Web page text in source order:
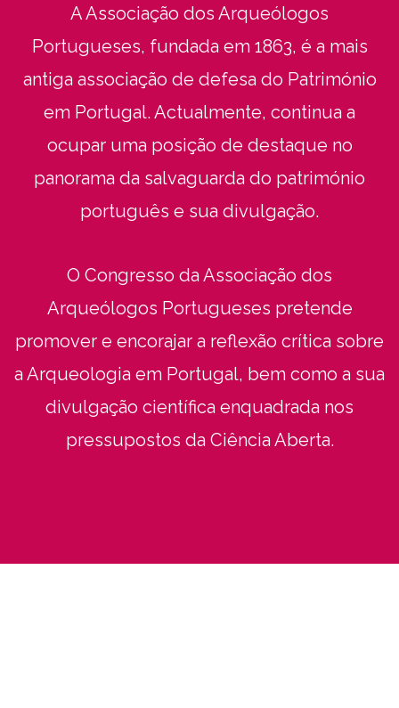
A Associação dos Arqueólogos
Portugueses, fundada em 1863, é a mais
antiga associação de defesa do Património
em Portugal. Actualmente, continua a
ocupar uma posição de destaque no
panorama da salvaguarda do património
português e sua divulgação.
O Congresso da Associação dos
Arqueólogos Portugueses pretende
promover e encorajar a reflexão crítica sobre
a Arqueologia em Portugal, bem como a sua
divulgação científica enquadrada nos
pressupostos da Ciência Aberta.